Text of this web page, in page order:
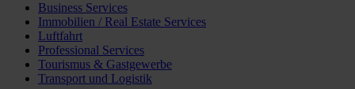
Business Services
Immobilien / Real Estate Services
Luftfahrt
Professional Services
Tourismus & Gastgewerbe
Transport und Logistik